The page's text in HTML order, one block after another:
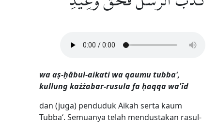
wa aṣ-ḥābul-aikati wa qaumu tubba',
kullung każżabar-rusula fa ḥaqqa wa'īd
dan (juga) penduduk Aikah serta kaum
Tubba‘. Semuanya telah mendustakan rasul-